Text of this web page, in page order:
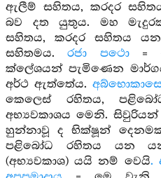
ඇලීම් සහිතය, කරදර
බව දත යුතුය. මහ
සහිතය, කරදර සහිතය යන
සහිතමය.රජා පථො=
ක්ලේශයන් පැමිණෙන
අර්ථ ඇත්තේය.
කෙලෙස් රහිතය,
අභ්‍යවකාශය මෙනි.
හුන්නාවූ ද භික්ෂූන්
පළිබෝධ රහිතය යන
(අභ්‍යවකාශ) යයි නම් වෙයි.